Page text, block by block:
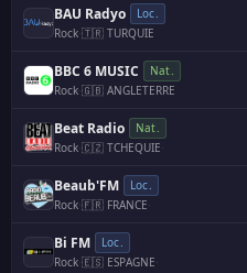
BAU Radyo
Loc.
Rock·🇹🇷 TURQUIE
BBC 6 MUSIC
Nat.
Rock·🇬🇧 ANGLETERRE
Beat Radio
Nat.
Rock·🇨🇿 TCHEQUIE·
Beaub'FM
Loc.
Rock·🇫🇷 FRANCE·
Bi FM
Loc.
Rock·🇪🇸 ESPAGNE·